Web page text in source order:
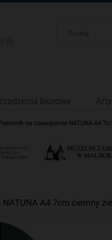
biurowe
na czasopisma NATUNA A4
A4 7cm ciemny